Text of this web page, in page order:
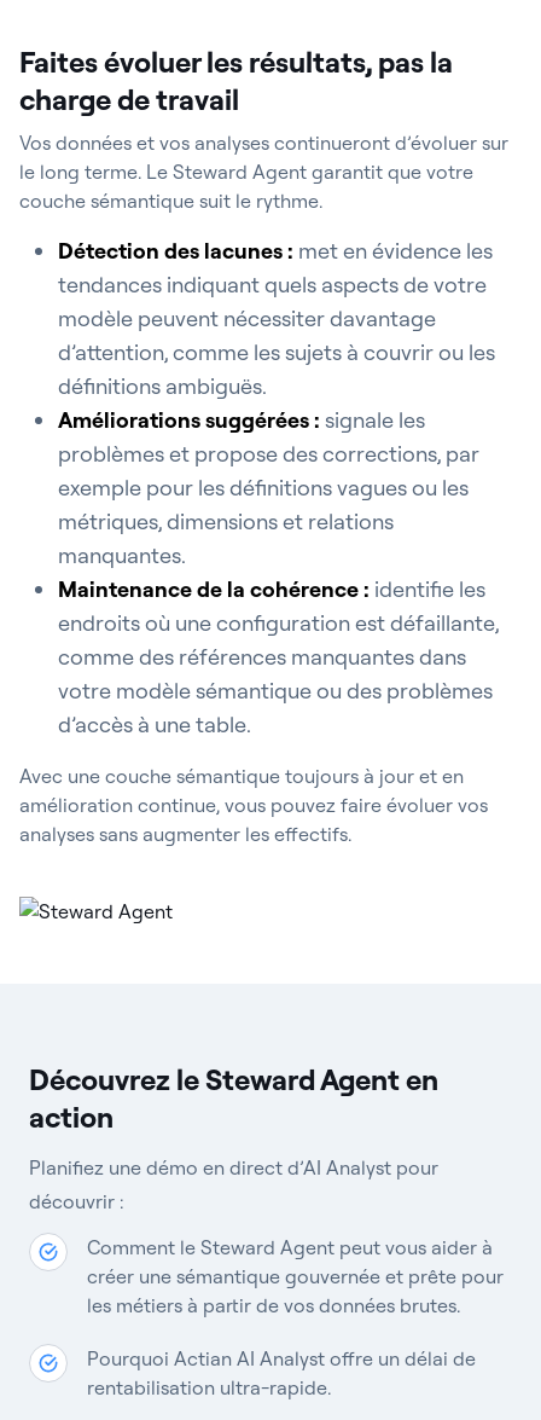
Faites évoluer les résultats, pas la
charge de travail
Vos données et vos analyses continueront d’évoluer sur
le long terme. Le Steward Agent garantit que votre
couche sémantique suit le rythme.
Détection des lacunes : met en évidence les
tendances indiquant quels aspects de votre
modèle peuvent nécessiter davantage
d’attention, comme les sujets à couvrir ou les
définitions ambiguës.
Améliorations suggérées : signale les
problèmes et propose des corrections, par
exemple pour les définitions vagues ou les
métriques, dimensions et relations
manquantes.
Maintenance de la cohérence : identifie les
endroits où une configuration est défaillante,
comme des références manquantes dans
votre modèle sémantique ou des problèmes
d’accès à une table.
Avec une couche sémantique toujours à jour et en
amélioration continue, vous pouvez faire évoluer vos
analyses sans augmenter les effectifs.
Découvrez le Steward Agent en
action
Planifiez une démo en direct d’AI Analyst pour
découvrir :
Comment le Steward Agent peut vous aider à
créer une sémantique gouvernée et prête pour
les métiers à partir de vos données brutes.
Pourquoi Actian AI Analyst offre un délai de
rentabilisation ultra-rapide.